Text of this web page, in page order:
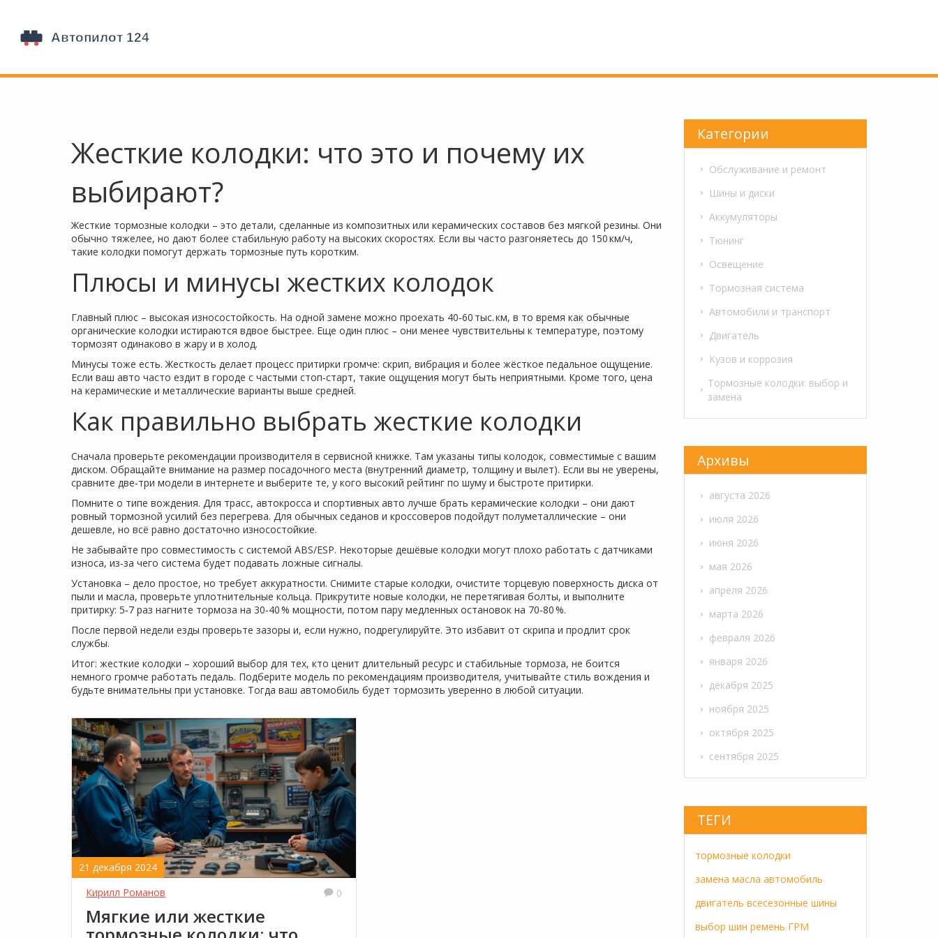
Жесткие колодки: что это и почему их
выбирают?
Жесткие тормозные колодки – это детали, сделанные из композитных или керамических составов без мягкой резины. Они
обычно тяжелее, но дают более стабильную работу на высоких скоростях. Если вы часто разгоняетесь до 150 км/ч,
такие колодки помогут держать тормозные путь коротким.
Плюсы и минусы жестких колодок
Главный плюс – высокая износостойкость. На одной замене можно проехать 40‑60 тыс. км, в то время как обычные
органические колодки истираются вдвое быстрее. Еще один плюс – они менее чувствительны к температуре, поэтому
тормозят одинаково в жару и в холод.
Минусы тоже есть. Жесткость делает процесс притирки громче: скрип, вибрация и более жёсткое педальное ощущение.
Если ваш авто часто ездит в городе с частыми стоп‑старт, такие ощущения могут быть неприятными. Кроме того, цена
на керамические и металлические варианты выше средней.
Как правильно выбрать жесткие колодки
Сначала проверьте рекомендации производителя в сервисной книжке. Там указаны типы колодок, совместимые с вашим
диском. Обращайте внимание на размер посадочного места (внутренний диаметр, толщину и вылет). Если вы не уверены,
сравните две‑три модели в интернете и выберите те, у кого высокий рейтинг по шуму и быстроте притирки.
Помните о типе вождения. Для трасс, автокросса и спортивных авто лучше брать керамические колодки – они дают
ровный тормозной усилий без перегрева. Для обычных седанов и кроссоверов подойдут полуметаллические – они
дешевле, но всё равно достаточно износостойкие.
Не забывайте про совместимость с системой ABS/ESP. Некоторые дешёвые колодки могут плохо работать с датчиками
износа, из‑за чего система будет подавать ложные сигналы.
Установка – дело простое, но требует аккуратности. Снимите старые колодки, очистите торцевую поверхность диска от
пыли и масла, проверьте уплотнительные кольца. Прикрутите новые колодки, не перетягивая болты, и выполните
притирку: 5‑7 раз нагните тормоза на 30‑40 % мощности, потом пару медленных остановок на 70‑80 %.
После первой недели езды проверьте зазоры и, если нужно, подрегулируйте. Это избавит от скрипа и продлит срок
службы.
Итог: жесткие колодки – хороший выбор для тех, кто ценит длительный ресурс и стабильные тормоза, не боится
немного громче работать педаль. Подберите модель по рекомендациям производителя, учитывайте стиль вождения и
будьте внимательны при установке. Тогда ваш автомобиль будет тормозить уверенно в любой ситуации.
21 декабря 2024
Кирилл Романов
0
Мягкие или жесткие
Категории
Обслуживание и ремонт
Шины и диски
Аккумуляторы
Тюнинг
Освещение
Тормозная система
Автомобили и транспорт
Двигатель
Кузов и коррозия
Тормозные колодки: выбор и
замена
Архивы
августа 2026
июля 2026
июня 2026
мая 2026
апреля 2026
марта 2026
февраля 2026
января 2026
декабря 2025
ноября 2025
октября 2025
сентября 2025
ТЕГИ
тормозные колодки
замена масла автомобиль
двигатель всесезонные шины
выбор шин ремень ГРМ